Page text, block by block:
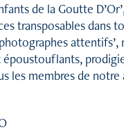
de la Goutte
transposables dans
époustouflants,
les membres de notre